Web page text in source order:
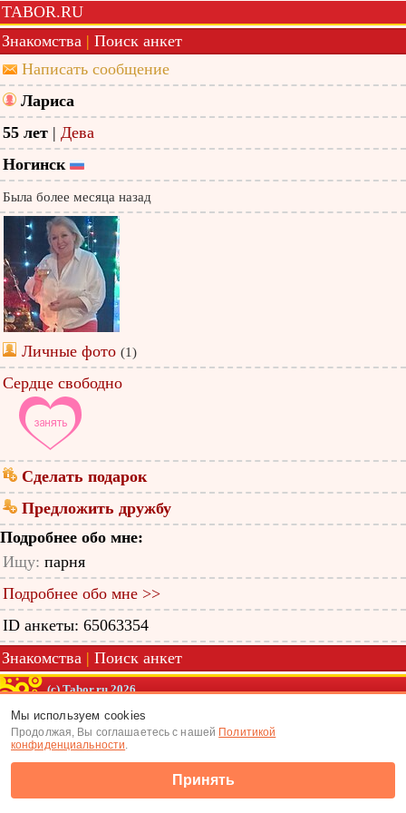
TABOR.RU
Знакомства | Поиск анкет
Написать сообщение
Лариса
55 лет | Дева
Ногинск
Была более месяца назад
Личные фото (1)
Сердце свободно
Сделать подарок
Предложить дружбу
Подробнее обо мне:
Ищу: парня
Подробнее обо мне >>
ID анкеты: 65063354
Знакомства | Поиск анкет
(c) Tabor.ru 2026
Мы используем cookies
Продолжая, Вы соглашаетесь с нашей Политикой
конфиденциальности.
Принять